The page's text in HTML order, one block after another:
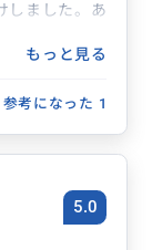
しました。あ
したようで
ままなお願い
の場で臨機応
はどうぞよろ
もっと見る
参考になった 1
5.0